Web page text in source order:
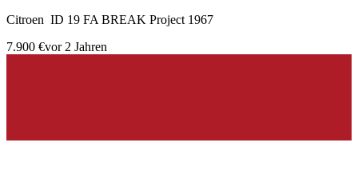
Citroen ID 19 FA BREAK Project 1967
7.900 €vor 2 Jahren